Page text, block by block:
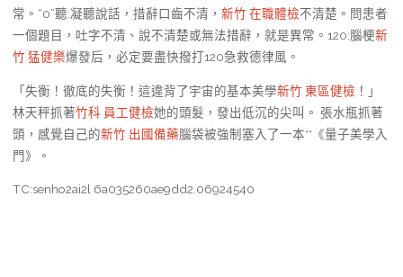
常。“0”聽:凝聽說話，措辭口齒不清， 新竹 在職體檢不清楚。問患者
一個題目，吐字不清、說不清楚或無法措辭，就是異常。120:腦梗新
竹 猛健樂爆發后，必定要盡快撥打120急救德律風。
「失衡！徹底的失衡！這違背了宇宙的基本美學新竹 東區健檢 ！」
林天秤抓著竹科 員工健檢她的頭髮，發出低沉的尖叫。 張水瓶抓著
頭，感覺自己的新竹 出國備藥腦袋被強制塞入了一本**《量子美學入
門》。
TC:senho2ai2l 6a035260ae9dd2.06924540